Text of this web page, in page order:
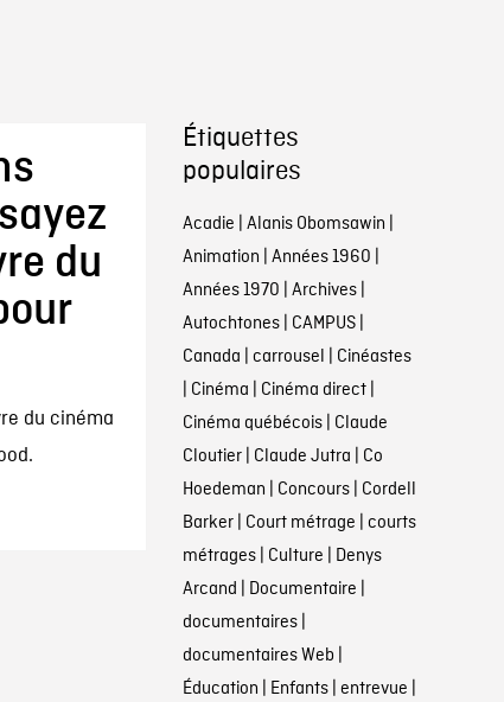
du
du cinéma
Étiquettes
populaires
Acadie | Alanis Obomsawin |
Animation | Années 1960 |
Années 1970 | Archives|
Autochtones| CAMPUS|
Canada | carrousel | Cinéastes
| Cinéma | Cinéma direct|
Cinéma québécois| Claude
Cloutier| Claude Jutra | Co
Hoedeman | Concours| Cordell
Barker| Court métrage | courts
métrages| Culture | Denys
Arcand | Documentaire |
documentaires|
documentaires Web |
Éducation | Enfants| entrevue |